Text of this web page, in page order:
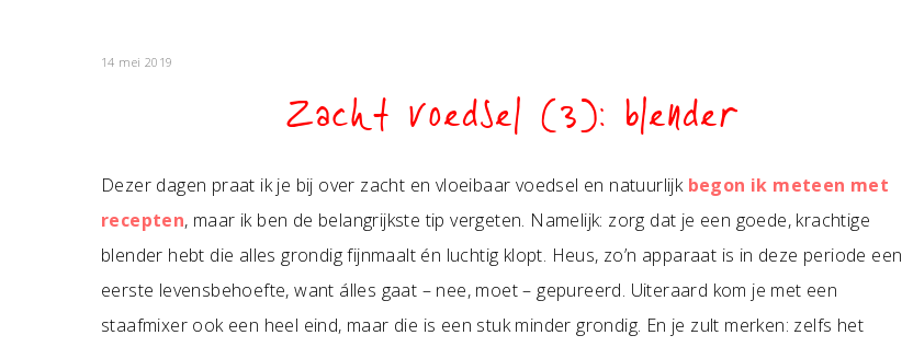
14 mei 2019
Zacht voedsel (3): blender
Dezer dagen praat ik je bij over zacht en vloeibaar voedsel en natuurlijk begon ik meteen met
recepten, maar ik ben de belangrijkste tip vergeten. Namelijk: zorg dat je een goede, krachtige
blender hebt die alles grondig fijnmaalt én luchtig klopt. Heus, zo’n apparaat is in deze periode een
eerste levensbehoefte, want álles gaat – nee, moet – gepureerd. Uiteraard kom je met een
staafmixer ook een heel eind, maar die is een stuk minder grondig. En je zult merken: zelfs het